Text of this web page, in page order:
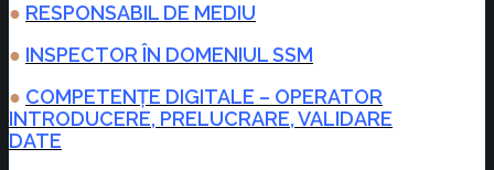
● RESPONSABIL DE MEDIU
● INSPECTOR ÎN DOMENIUL SSM
● COMPETENȚE DIGITALE – OPERATOR
INTRODUCERE, PRELUCRARE, VALIDARE
DATE